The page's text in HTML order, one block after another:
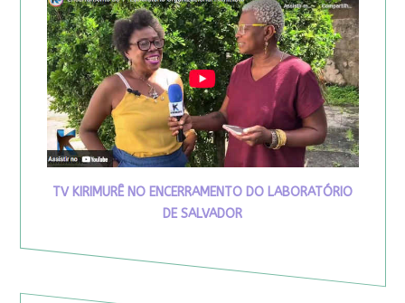
TV KIRIMURÊ NO ENCERRAMENTO DO LABORATÓRIO
DE SALVADOR